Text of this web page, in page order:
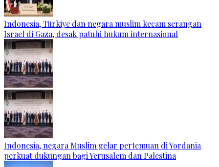
Indonesia, Türkiye dan negara muslim kecam serangan
Israel di Gaza, desak patuhi hukum internasional
Indonesia, negara Muslim gelar pertemuan di Yordania
perkuat dukungan bagi Yerusalem dan Palestina